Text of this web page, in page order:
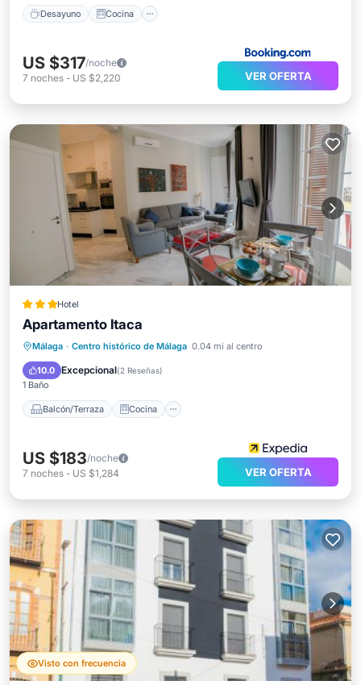
Desayuno Cocina
US $317/noche
7 noches - US $2,220 VER OFERTA
Hotel
Apartamento Itaca
Málaga · Centro histórico de Málaga 0.04 mi al centro
10.0 Excepcional(2 Reseñas)
1 Baño
Balcón/Terraza Cocina
Balcón/Terraza
Cocina
Aire acondicionado
US $183/noche
7 noches - US $1,284 VER OFERTA
Visto con frecuencia